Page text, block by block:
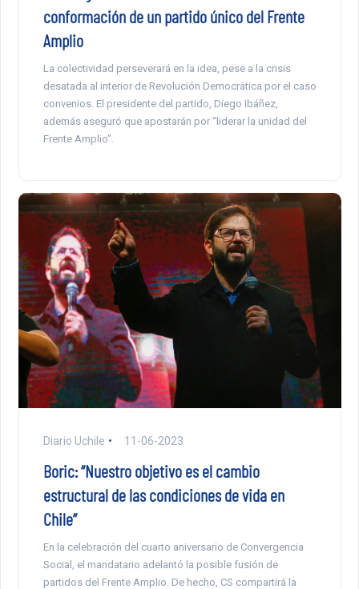
conformación de un partido único del Frente
Amplio
La colectividad perseverará en la idea, pese a la crisis
desatada al interior de Revolución Democrática por el caso
convenios. El presidente del partido, Diego Ibáñez,
además aseguró que apostarán por “liderar la unidad del
Frente Amplio”.
Diario Uchile 11-06-2023
Boric: “Nuestro objetivo es el cambio
estructural de las condiciones de vida en
Chile”
En la celebración del cuarto aniversario de Convergencia
Social, el mandatario adelantó la posible fusión de
partidos del Frente Amplio. De hecho, CS compartirá la